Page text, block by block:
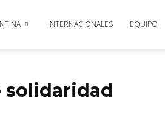
INTERNACIONALES EQUIPO
solidaridad